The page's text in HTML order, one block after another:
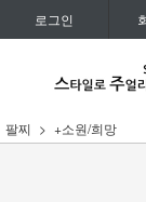
로그인
팔찌 +소원/희망